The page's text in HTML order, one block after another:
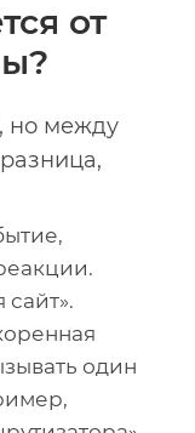
от
но между
один